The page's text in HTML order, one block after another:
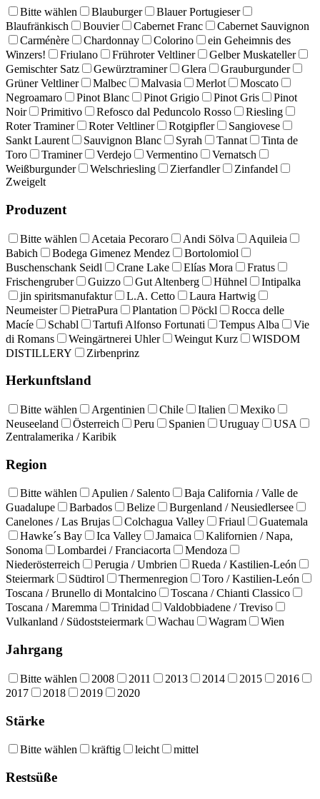
Bitte wählen Blauburger
Blauer Portugieser
Blaufränkisch
Bouvier Cabernet Franc
Cabernet Sauvignon
Carménère
Chardonnay Colorino
ein Geheimnis des
Winzers!
Friulano Frühroter Veltliner
Gelber Muskateller
Gemischter Satz
Gewürztraminer Glera
Grauburgunder
Grüner Veltliner
Malbec Malvasia Merlot
Moscato
Negroamaro
Pinot Blanc Pinot Grigio Pinot Gris
Pinot
Noir
Primitivo Refosco dal Peduncolo Rosso
Riesling
Roter Traminer
Roter Veltliner Rotgipfler
Sangiovese
Sankt Laurent
Sauvignon Blanc Syrah Tannat
Tinta de
Toro
Traminer Verdejo Vermentino
Vernatsch
Weißburgunder
Welschriesling Zierfandler
Zinfandel
Zweigelt
Produzent
Bitte wählen Acetaia Pecoraro Andi Sölva
Aquileia
Babich
Bodega Gimenez Mendez
Bortolomiol
Buschenschank Seidl
Crane Lake Elías Mora
Fratus
Frischengruber
Guizzo Gut Altenberg Hühnel
Intipalka
jin spiritsmanufaktur
L.A. Cetto
Laura Hartwig
Neumeister
PietraPura Plantation Pöckl
Rocca delle
Macíe
Schabl Tartufi Alfonso Fortunati Tempus Alba
Vie
di Romans
Weingärtnerei Uhler Weingut Kurz
WISDOM
DISTILLERY
Zirbenprinz
Herkunftsland
Bitte wählen Argentinien Chile Italien
Mexiko
Neuseeland
Österreich Peru Spanien Uruguay
USA
Zentralamerika / Karibik
Region
Bitte wählen Apulien / Salento
Baja California / Valle de
Guadalupe
Barbados Belize
Burgenland / Neusiedlersee
Canelones / Las Brujas
Colchagua Valley Friaul
Guatemala
Hawke´s Bay
Ica Valley Jamaica
Kalifornien / Napa,
Sonoma
Lombardei / Franciacorta
Mendoza
Niederösterreich
Perugia / Umbrien
Rueda / Kastilien-León
Steiermark
Südtirol Thermenregion
Toro / Kastilien-León
Toscana / Brunello di Montalcino
Toscana / Chianti Classico
Toscana / Maremma
Trinidad
Valdobbiadene / Treviso
Vulkanland / Südoststeiermark
Wachau Wagram Wien
Jahrgang
Bitte wählen 2008 2011 2013 2014 2015
2016
2017
2018 2019 2020
Stärke
Bitte wählen kräftig leicht mittel
Restsüße